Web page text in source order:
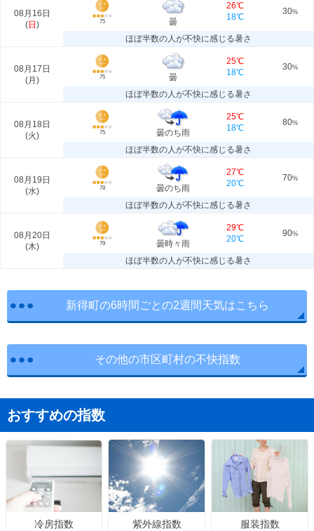
08月16日
(日 ) 75 曇
26℃
18℃
30%
ほぼ半数の人が不快に感じる暑さ
08月17日
(月 ) 75 曇
25℃
18℃
30%
ほぼ半数の人が不快に感じる暑さ
08月18日
(火) 75 曇のち雨
25℃
18℃
80%
ほぼ半数の人が不快に感じる暑さ
08月19日
(水) 78 曇のち雨
27℃
20℃
70%
ほぼ半数の人が不快に感じる暑さ
08月20日
(木) 79 曇時々雨
29℃
20℃
90%
ほぼ半数の人が不快に感じる暑さ
新得町の6時間ごとの2週間天気はこちら
その他の市区町村の不快指数
おすすめの指数
冷房指数 紫外線指数 服装指数